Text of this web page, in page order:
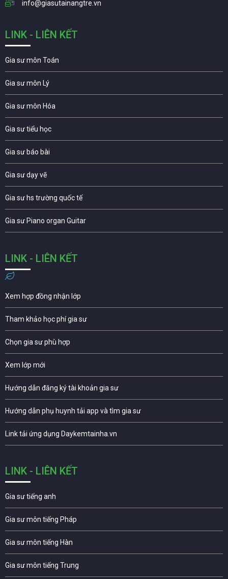
info@giasutainangtre.vn
LINK - LIÊN KẾT
Gia sư môn Toán
Gia sư môn Lý
Gia sư môn Hóa
Gia sư tiểu học
Gia sư báo bài
Gia sư dạy vẽ
Gia sư hs trường quốc tế
Gia sư Piano organ Guitar
LINK - LIÊN KẾT
Xem hợp đồng nhận lớp
Tham khảo học phí gia sư
Chọn gia sư phù hợp
Xem lớp mới
Hướng dẫn đăng ký tài khoản gia sư
Hướng dẫn phụ huynh tải app và tìm gia sư
Link tải ứng dụng Daykemtainha.vn
LINK - LIÊN KẾT
Gia sư tiếng anh
Gia sư môn tiếng Pháp
Gia sư môn tiếng Hàn
Gia sư môn tiếng Trung